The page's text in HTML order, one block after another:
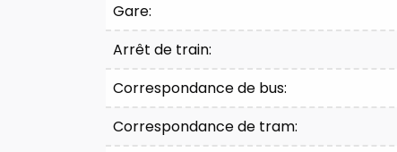
Gare:
Arrêt de train:
Correspondance de bus:
Correspondance de tram: